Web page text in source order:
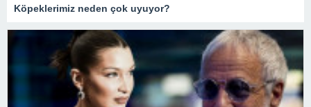
Köpeklerimiz neden çok uyuyor?